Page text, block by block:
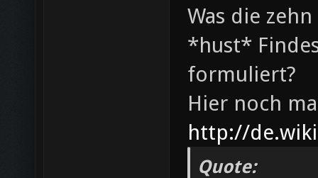
Was die
*hust*
formuliert?
Hier noch
http://
Quote: